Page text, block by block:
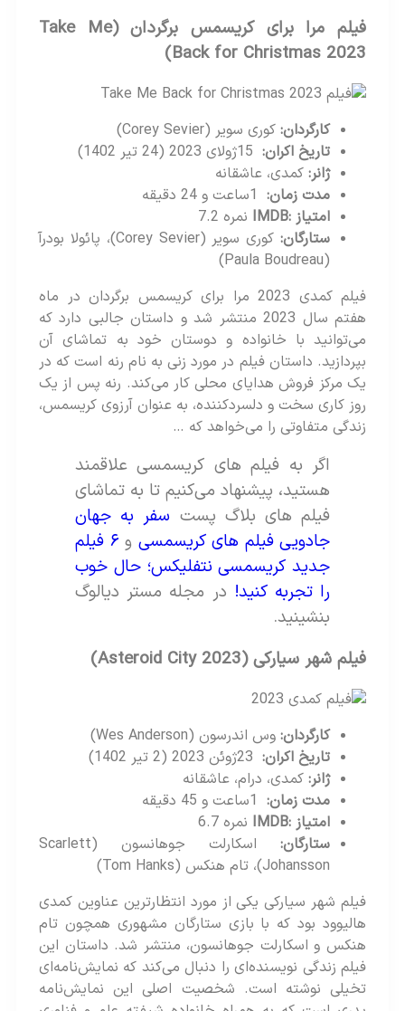
فیلم مرا برای کریسمس برگردان (Take Me
Back for Christmas 2023)
کارگردان:کوری سویر (Corey Sevier)
تاریخ اکران:15ژولای 2023 (24 تیر 1402)
کمدی، عاشقانه
مدت زمان:1ساعت و 24 دقیقه
امتیاز :IMDB
نمره 7.2
ستارگان:
کوری سویر (Corey Sevier)، پائولا بودرآ
فیلم کمدی 2023 مرا برای کریسمس برگردان در ماه
هفتم سال 2023 منتشر شد و داستان جالبی دارد که
می‌توانید با خانواده و دوستان خود به تماشای آن
بپردازید. داستان فیلم در مورد زنی به نام رنه است که در
یک مرکز فروش هدایای محلی کار می‌کند. رنه پس از یک
روز کاری سخت و دلسردکننده، به عنوان آرزوی کریسمس،
زندگی متفاوتی را می‌خواهد که …
اگر به فیلم های کریسمسی علاقمند
هستید، پیشنهاد می‌کنیم تا به تماشای
فیلم های بلاگ پستسفر به جهان
جادویی فیلم های کریسمسیو ۶ فیلم
جدید کریسمسی نتفلیکس؛ حال خوب
را تجربه کنید! در مجله مستر دیالوگ
بنشینید.
فیلم شهر سیارکی(Asteroid City 2023)
کارگردان:وس اندرسون (Wes Anderson)
تاریخ اکران:23ژوئن 2023 (2 تیر 1402)
کمدی، درام، عاشقانه
مدت زمان:1ساعت و 45 دقیقه
امتیاز :IMDB
نمره 6.7
ستارگان:
اسکارلت جوهانسون (Scarlett
Johansson)، تام هنکس (Tom Hanks)
فیلم شهر سیارکی یکی از مورد انتظارترین عناوین کمدی
هالیوود بود که با بازی ستارگان مشهوری همچون تام
هنکس و اسکارلت جوهانسون، منتشر شد. داستان این
فیلم زندگی نویسنده‌ای را دنبال می‌کند که نمایش‌نامه‌ای
تخیلی نوشته است. شخصیت اصلی این نمایش‌نامه